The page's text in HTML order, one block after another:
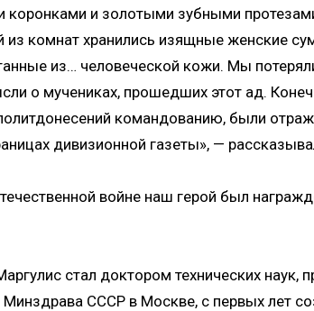
коронками и золотыми зубными
из комнат хранились изящные женские
из… человеческой кожи. Мы
о мучениках, прошедших этот ад.
командованию, были
дивизионной газеты», —
войне наш герой был
стал доктором технических наук,
Минздрава СССР в Москве, с первых лет